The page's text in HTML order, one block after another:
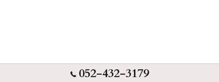
052-432-3179